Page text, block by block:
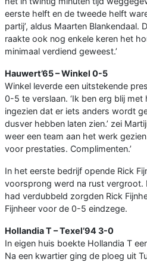
eerste helft en de tweede helft
partij’, aldus Maarten Blankendaal.
raakte ook nog enkele keren het
minimaal verdiend geweest.’
Hauwert’65 – Winkel 0-5
Winkel leverde een uitstekende
0-5 te verslaan. ‘Ik ben erg blij
ingezien dat er iets anders wordt
dusver hebben laten zien.’ zei
weer een team aan het werk
voor prestaties. Complimenten.’
In het eerste bedrijf opende Rick
voorsprong werd na rust vergroot.
had verdubbeld zorgden Rick
Fijnheer voor de 0-5 eindzege.
Hollandia T – Texel’94 3-0
In eigen huis boekte Hollandia T
Na een kwartier ging de ploeg uit